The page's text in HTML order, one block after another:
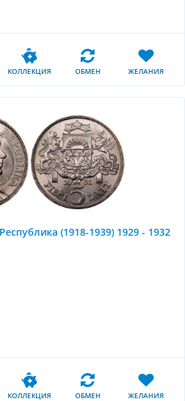
КОЛЛЕКЦИЯ ОБМЕН ЖЕЛАНИЯ
(1918-1939) 1929 - 1932
КОЛЛЕКЦИЯ ОБМЕН ЖЕЛАНИЯ